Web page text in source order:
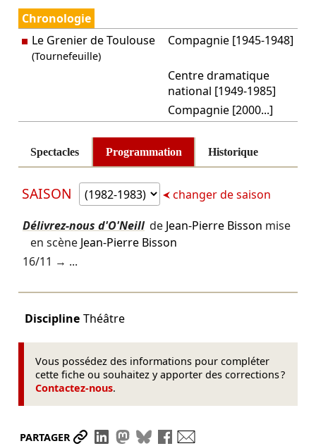
Chronologie
Le Grenier de Toulouse
(Tournefeuille)
Compagnie [1945-1948]
Centre dramatique
national [1949-1985]
Compagnie [2000...]
Spectacles Programmation Historique
SAISON changer de saison
Délivrez-nous d'O'Neill de Jean-Pierre Bisson mise
en scène Jean-Pierre Bisson
16/11 → ...
Discipline Théâtre
Vous possédez des informations pour compléter
cette fiche ou souhaitez y apporter des corrections ?
Contactez-nous.
PARTAGER Partager le lien
Partager sur LinkedIn
Partager sur Mastodon
Partager sur Bluesky
Partager sur Facebook